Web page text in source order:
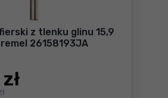
z tlenku glinu 15,9
26158193JA